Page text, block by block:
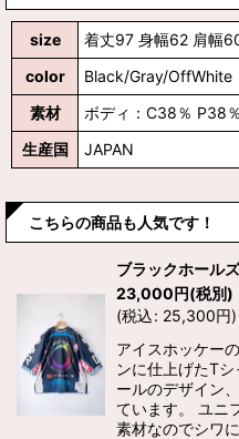
size
着丈97 身幅62 肩幅
color
Black/Gray/OffWhite
素材
ボディ：C38％ P38
生産国
JAPAN
こちらの商品も人気です！
ブラックホール
23,000円(税別)
(税込: 25,300円)
アイスホッケー
ンに仕上げたT
ールのデザイン
ています。 ユニ
素材なのでシワ